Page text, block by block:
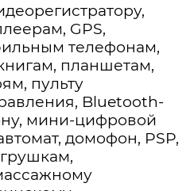
GPS,
телефонам,
планшетам,
пульту
Bluetooth-
мини-цифровой
домофон, PSP,